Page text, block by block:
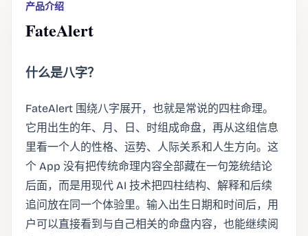
产品介绍
FateAlert
什么是八字？
FateAlert 围绕八字展开，也就是常说的四柱命理。
它用出生的年、月、日、时组成命盘，再从这组信息
里看一个人的性格、运势、人际关系和人生方向。这
个 App 没有把传统命理内容全部藏在一句笼统结论
后面，而是用现代 AI 技术把四柱结构、解释和后续
追问放在同一个体验里。输入出生日期和时间后，用
户可以直接看到与自己相关的命盘内容，也能继续阅